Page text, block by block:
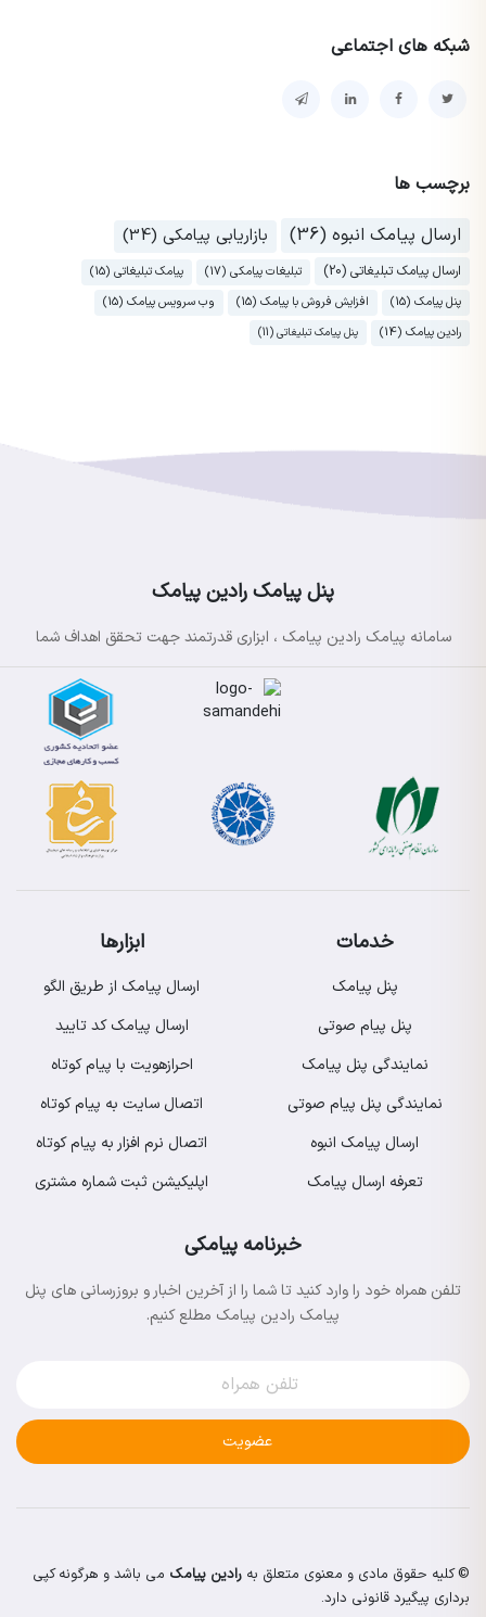
شبکه های اجتماعی
برچسب ها
ارسال پیامک انبوه (36)
بازاریابی پیامکی (34)
ارسال پیامک تبلیغاتی (20) تبلیغات پیامکی (17)
پیامک تبلیغاتی (15)
پنل پیامک (15)
افزایش فروش با پیامک (15)
وب سرویس پیامک (15)
رادین پیامک (14)
پنل پیامک تبلیغاتی (11)
پنل پیامک رادین پیامک
سامانه پیامک رادین پیامک ، ابزاری قدرتمند جهت تحقق اهداف شما
خدمات
پنل پیامک
پنل پیام صوتی
نمایندگی پنل پیامک
نمایندگی پنل پیام صوتی
ارسال پیامک انبوه
تعرفه ارسال پیامک
ابزارها
ارسال پیامک از طریق الگو
ارسال پیامک کد تایید
احرازهویت با پیام کوتاه
اتصال سایت به پیام کوتاه
اتصال نرم افزار به پیام کوتاه
اپلیکیشن ثبت شماره مشتری
خبرنامه پیامکی
تلفن همراه خود را وارد کنید تا شما را از آخرین اخبار و بروزرسانی های پنل
پیامک رادین پیامک مطلع کنیم.
عضویت
© کلیه حقوق مادی و معنوی متعلق به رادین پیامک می باشد و هرگونه کپی
برداری پیگیرد قانونی دارد.